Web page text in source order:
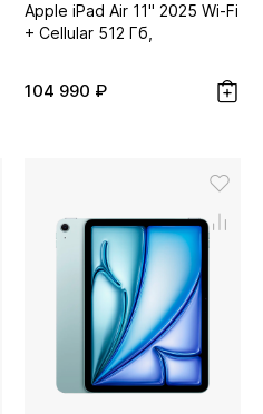
Apple iPad Air 11" 2025 Wi-Fi
+ Cellular 512 Гб,
104 990 ₽